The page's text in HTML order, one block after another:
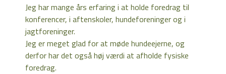
Jeg har mange års erfaring i at holde foredrag til
konferencer, i aftenskoler, hundeforeninger og i
jagtforeninger.
Jeg er meget glad for at møde hundeejerne, og
derfor har det også høj værdi at afholde fysiske
foredrag.